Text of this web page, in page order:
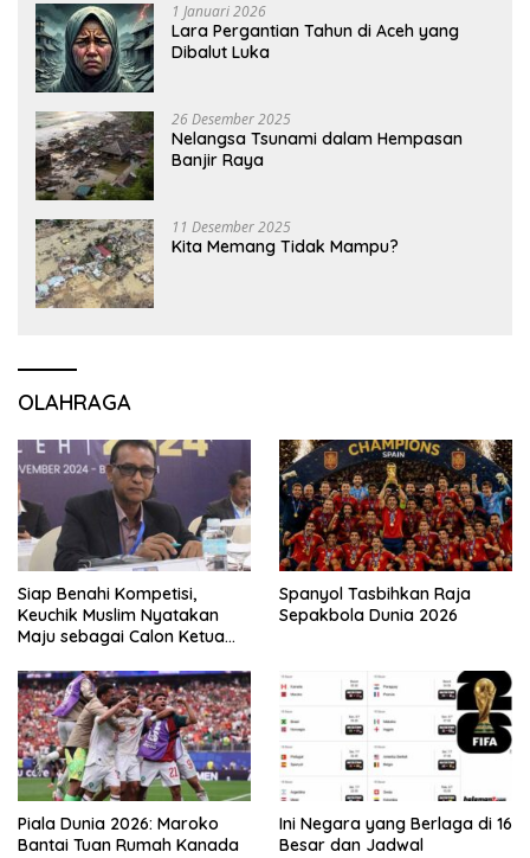
1 Januari 2026
Lara Pergantian Tahun di Aceh yang
Dibalut Luka
26 Desember 2025
Nelangsa Tsunami dalam Hempasan
Banjir Raya
11 Desember 2025
Kita Memang Tidak Mampu?
OLAHRAGA
Siap Benahi Kompetisi,
Keuchik Muslim Nyatakan
Maju sebagai Calon Ketua
Spanyol Tasbihkan Raja
Sepakbola Dunia 2026
Piala Dunia 2026: Maroko
Bantai Tuan Rumah Kanada
Ini Negara yang Berlaga di 16
Besar dan Jadwal